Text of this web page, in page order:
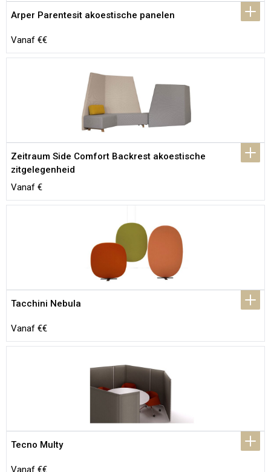
Arper Parentesit akoestische panelen
Vanaf €€
Zeitraum Side Comfort Backrest akoestische
zitgelegenheid
Vanaf €
Tacchini Nebula
Vanaf €€
Tecno Multy
Vanaf €€